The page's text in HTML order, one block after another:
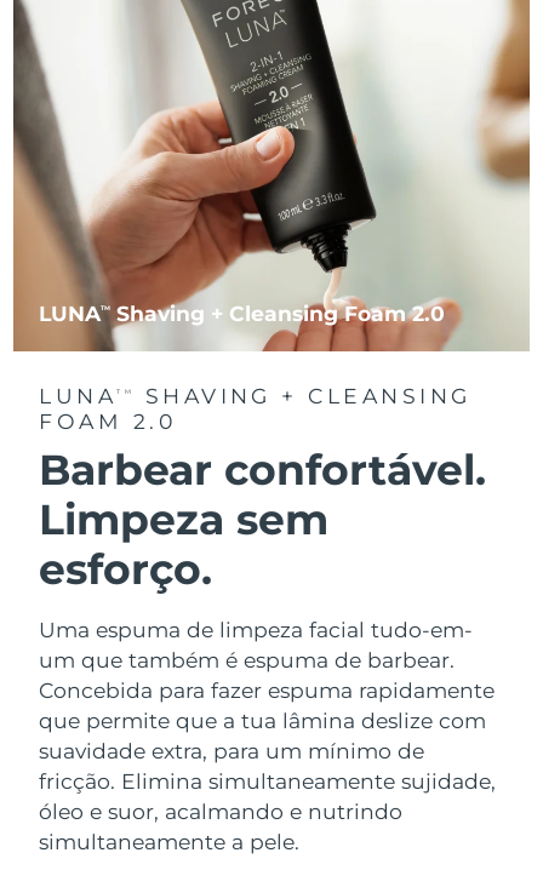
LUNATM Shaving + Cleansing Foam 2.0
LUNATM
SHAVING + CLEANSING
FOAM 2.0
Barbear confortável.
Limpeza sem
esforço.
Uma espuma de limpeza facial tudo-em-
um que também é espuma de barbear.
Concebida para fazer espuma rapidamente
que permite que a tua lâmina deslize com
suavidade extra, para um mínimo de
fricção. Elimina simultaneamente sujidade,
óleo e suor, acalmando e nutrindo
simultaneamente a pele.